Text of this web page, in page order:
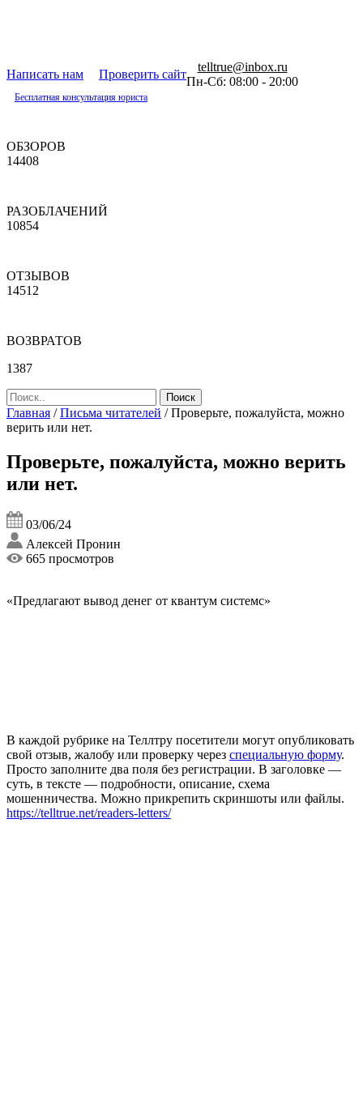
Написать нам Проверить сайт
telltrue@inbox.ru
Пн-Сб: 08:00 - 20:00
Бесплатная консультация юриста
ОБЗОРОВ
14408
РАЗОБЛАЧЕНИЙ
10854
ОТЗЫВОВ
14512
ВОЗВРАТОВ
1387
Главная /Письма читателей /Проверьте, пожалуйста, можно
верить или нет.
Проверьте, пожалуйста, можно верить
или нет.
03/06/24
Алексей Пронин
665 просмотров
«Предлагают вывод денег от квантум системс»
В каждой рубрике на Теллтру посетители могут опубликовать
свой отзыв, жалобу или проверку через специальную форму.
Просто заполните два поля без регистрации. В заголовке —
суть, в тексте — подробности, описание, схема
мошенничества. Можно прикрепить скриншоты или файлы.
https://telltrue.net/readers-letters/